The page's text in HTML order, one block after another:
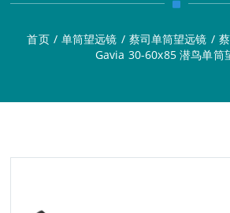
首页 / 单筒望远镜 / 蔡司单筒望远镜 /
Gavia 30-60x85 潜鸟单筒